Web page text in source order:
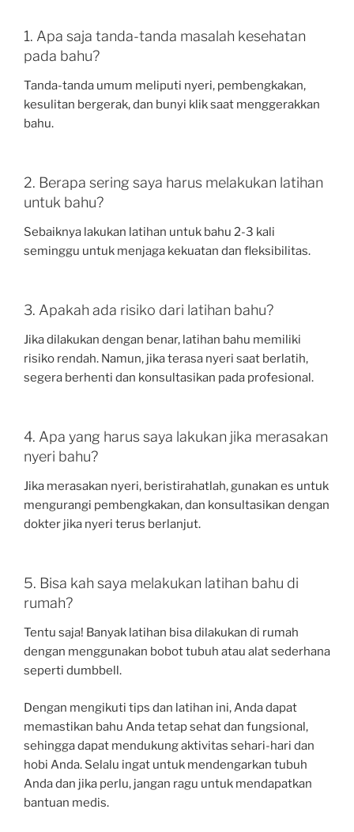
1. Apa saja tanda-tanda masalah kesehatan
pada bahu?
Tanda-tanda umum meliputi nyeri, pembengkakan,
kesulitan bergerak, dan bunyi klik saat menggerakkan
bahu.
2. Berapa sering saya harus melakukan latihan
untuk bahu?
Sebaiknya lakukan latihan untuk bahu 2-3 kali
seminggu untuk menjaga kekuatan dan fleksibilitas.
3. Apakah ada risiko dari latihan bahu?
Jika dilakukan dengan benar, latihan bahu memiliki
risiko rendah. Namun, jika terasa nyeri saat berlatih,
segera berhenti dan konsultasikan pada profesional.
4. Apa yang harus saya lakukan jika merasakan
nyeri bahu?
Jika merasakan nyeri, beristirahatlah, gunakan es untuk
mengurangi pembengkakan, dan konsultasikan dengan
dokter jika nyeri terus berlanjut.
5. Bisa kah saya melakukan latihan bahu di
rumah?
Tentu saja! Banyak latihan bisa dilakukan di rumah
dengan menggunakan bobot tubuh atau alat sederhana
seperti dumbbell.
Dengan mengikuti tips dan latihan ini, Anda dapat
memastikan bahu Anda tetap sehat dan fungsional,
sehingga dapat mendukung aktivitas sehari-hari dan
hobi Anda. Selalu ingat untuk mendengarkan tubuh
Anda dan jika perlu, jangan ragu untuk mendapatkan
bantuan medis.